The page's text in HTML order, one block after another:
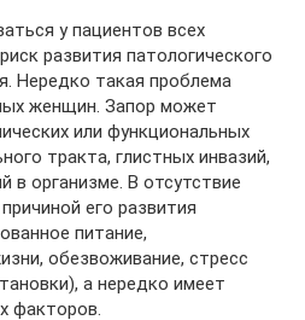
у пациентов всех
развития патологического
Нередко такая проблема
женщин. Запор может
или функциональных
тракта, глистных инвазий,
в организме. В отсутствие
его развития
питание,
обезвоживание, стресс
а нередко имеет
факторов.